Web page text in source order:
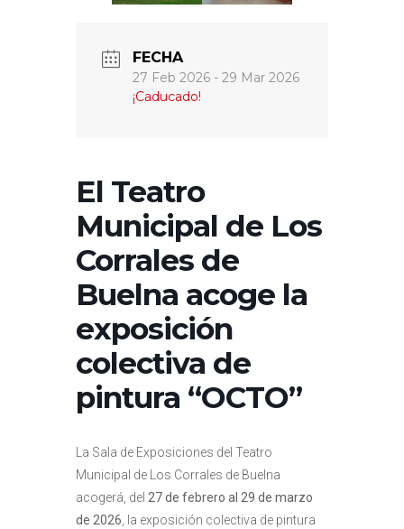
FECHA
27 Feb 2026 - 29 Mar 2026
¡Caducado!
El Teatro
Municipal de Los
Corrales de
Buelna acoge la
exposición
colectiva de
pintura “OCTO”
La Sala de Exposiciones del Teatro
Municipal de Los Corrales de Buelna
acogerá, del 27 de febrero al 29 de marzo
de 2026, la exposición colectiva de pintura